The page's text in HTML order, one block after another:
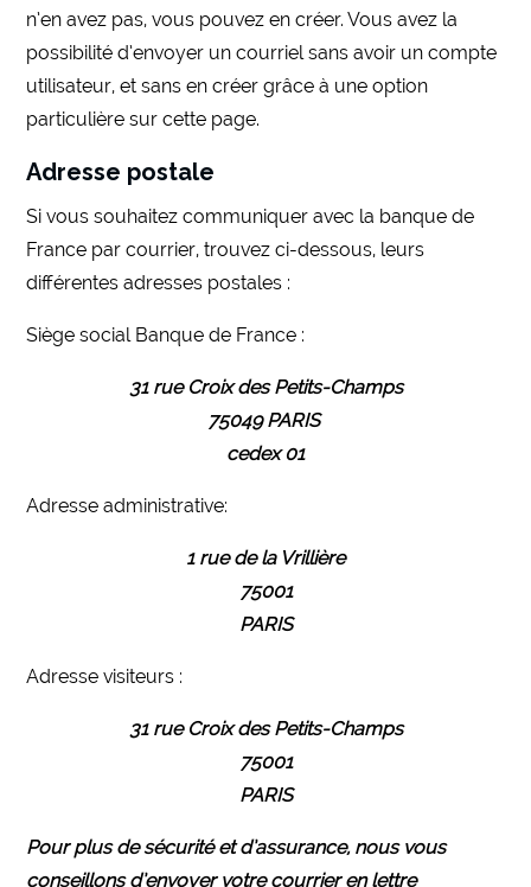
n’en avez pas, vous pouvez en créer. Vous avez la
possibilité d’envoyer un courriel sans avoir un compte
utilisateur, et sans en créer grâce à une option
particulière sur cette page.
Adresse postale
Si vous souhaitez communiquer avec la banque de
France par courrier, trouvez ci-dessous, leurs
différentes adresses postales :
Siège social Banque de France :
31 rue Croix des Petits-Champs
75049 PARIS
cedex 01
Adresse administrative:
1 rue de la Vrillière
75001
PARIS
Adresse visiteurs :
31 rue Croix des Petits-Champs
75001
PARIS
Pour plus de sécurité et d’assurance, nous vous
conseillons d’envoyer votre courrier en lettre